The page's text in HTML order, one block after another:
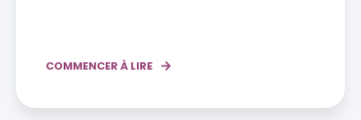
COMMENCER À LIRE